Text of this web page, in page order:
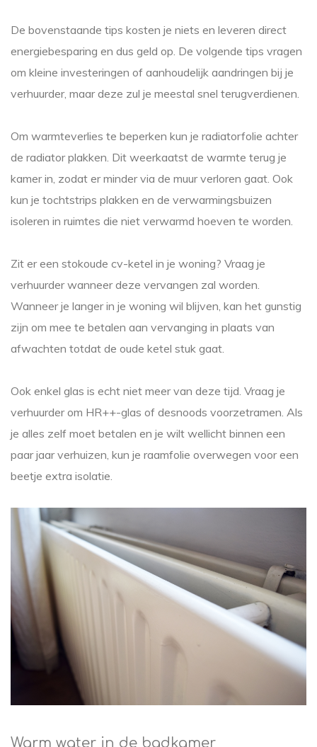
De bovenstaande tips kosten je niets en leveren direct
energiebesparing en dus geld op. De volgende tips vragen
om kleine investeringen of aanhoudelijk aandringen bij je
verhuurder, maar deze zul je meestal snel terugverdienen.
Om warmteverlies te beperken kun je radiatorfolie achter
de radiator plakken. Dit weerkaatst de warmte terug je
kamer in, zodat er minder via de muur verloren gaat. Ook
kun je tochtstrips plakken en de verwarmingsbuizen
isoleren in ruimtes die niet verwarmd hoeven te worden.
Zit er een stokoude cv-ketel in je woning? Vraag je
verhuurder wanneer deze vervangen zal worden.
Wanneer je langer in je woning wil blijven, kan het gunstig
zijn om mee te betalen aan vervanging in plaats van
afwachten totdat de oude ketel stuk gaat.
Ook enkel glas is echt niet meer van deze tijd. Vraag je
verhuurder om HR++-glas of desnoods voorzetramen. Als
je alles zelf moet betalen en je wilt wellicht binnen een
paar jaar verhuizen, kun je raamfolie overwegen voor een
beetje extra isolatie.
Warm water in de badkamer